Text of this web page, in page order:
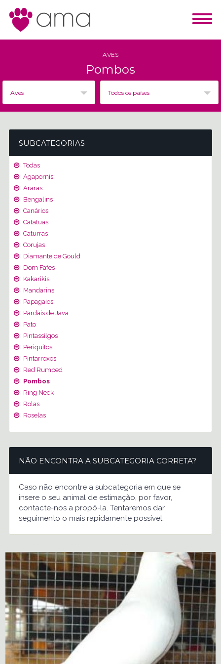
AVES
Pombos
Aves Todos os países
SUBCATEGORIAS
Todas
Agapornis
Araras
Bengalins
Canários
Catatuas
Caturras
Corujas
Diamante de Gould
Dom Fafes
Kakarikis
Mandarins
Papagaios
Pardais de Java
Pato
Pintassilgos
Periquitos
Pintarroxos
Red Rumped
Pombos
Ring Neck
Rolas
Roselas
NÃO ENCONTRA A SUBCATEGORIA CORRETA?
Caso não encontre a subcategoria em que se
insere o seu animal de estimação, por favor,
contacte-nos a propô-la. Tentaremos dar
seguimento o mais rapidamente possível.